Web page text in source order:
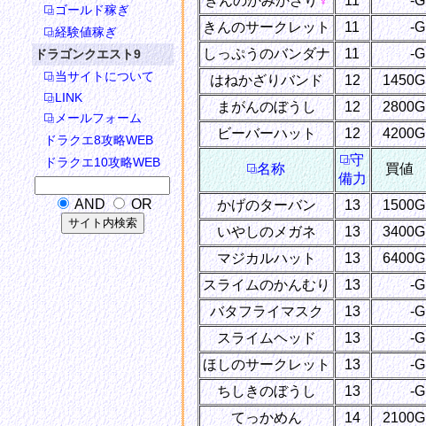
ゴールド稼ぎ
経験値稼ぎ
ドラゴンクエスト9
当サイトについて
LINK
メールフォーム
ドラクエ8攻略WEB
ドラクエ10攻略WEB
AND OR
きんのサークレット
11 -G
しっぷうのバンダナ
11 -G
はねかざりバンド
12 1450G
まがんのぼうし
12 2800G
ビーバーハット
12 4200G
名称
守
備力
買値
かげのターバン
13 1500G
いやしのメガネ
13 3400G
マジカルハット
13 6400G
スライムのかんむり
13 -G
バタフライマスク
13 -G
スライムヘッド
13 -G
ほしのサークレット
13 -G
ちしきのぼうし
13 -G
てっかめん
14 2100G